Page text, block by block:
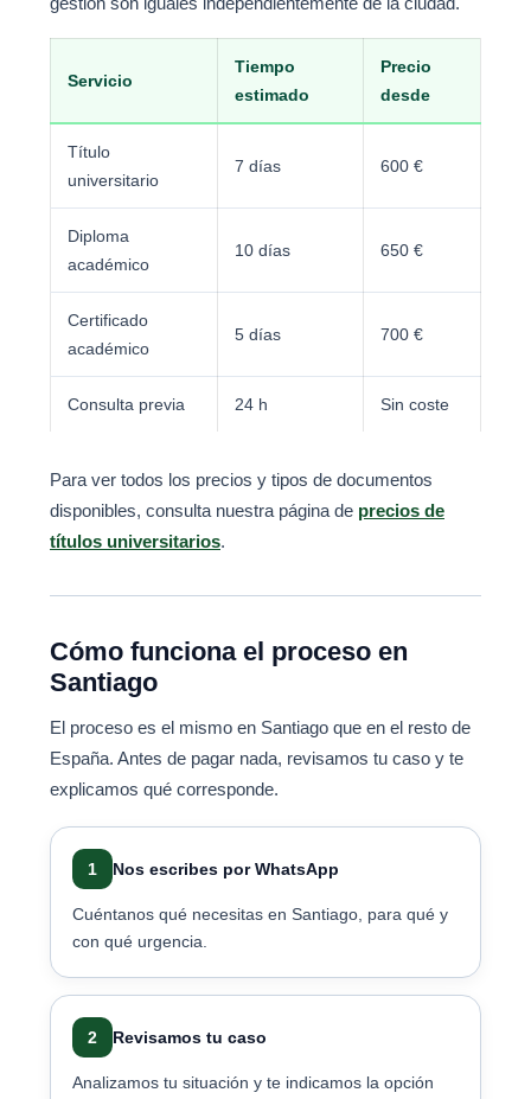
Servicio
Tiempo
estimado
Precio
desde
Título
universitario
7 días 600 €
Diploma
académico
10 días 650 €
Certificado
académico
5 días 700 €
Consulta previa 24 h Sin coste
Para ver todos los precios y tipos de documentos
disponibles, consulta nuestra página de precios de
títulos universitarios.
Cómo funciona el proceso en
Santiago
El proceso es el mismo en Santiago que en el resto de
España. Antes de pagar nada, revisamos tu caso y te
explicamos qué corresponde.
1 Nos escribes por WhatsApp
Cuéntanos qué necesitas en Santiago, para qué y
con qué urgencia.
2 Revisamos tu caso
Analizamos tu situación y te indicamos la opción